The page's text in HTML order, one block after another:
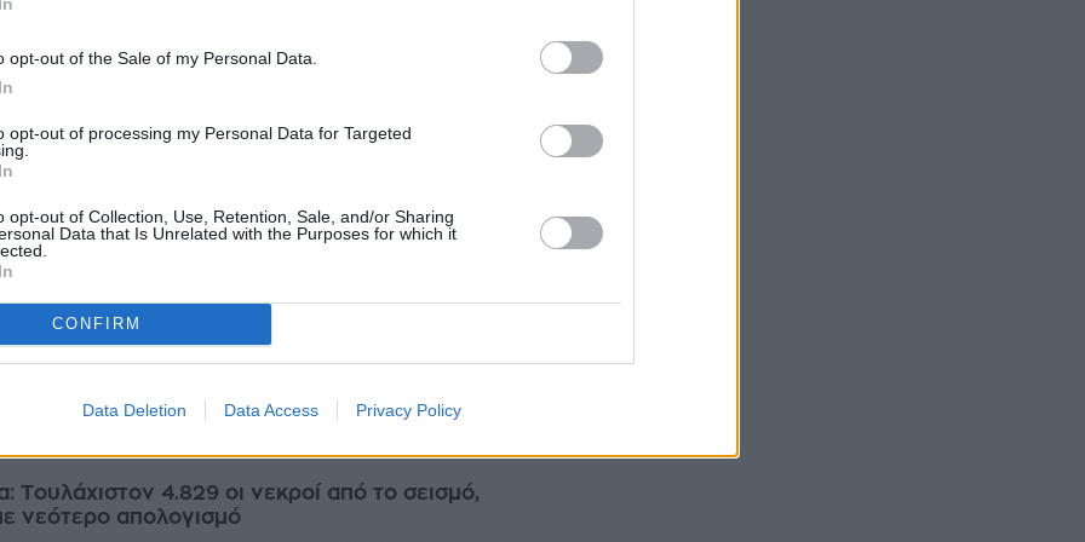
opt-out of the Sale of my Personal Data.
opt-out of processing my Personal Data for Targeted
opt-out of Collection, Use, Retention, Sale, and/or Sharing
Data that Is Unrelated with the Purposes for which it
CONFIRM
Data Deletion Data Access Privacy Policy
τη Βενεζουέλα πριν από σχεδόν έναν μήνα ξεπέρασε πλέον τους
2026
Πάνω από 5.000 νεκροί από τους σεισμούς – Το
εκατ. δολάρια για την ανοικοδόμηση
των θυμάτων των σεισμών που έπληξαν τη Βενεζουέλα την
προσωρινός...
2026
Τουλάχιστον 4.829 οι νεκροί από το σεισμό,
νεότερο απολογισμό